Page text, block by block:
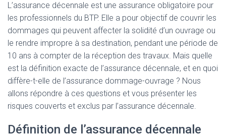
L’assurance décennale est une assurance obligatoire pour
les professionnels du BTP. Elle a pour objectif de couvrir les
dommages qui peuvent affecter la solidité d’un ouvrage ou
le rendre impropre à sa destination, pendant une période de
10 ans à compter de la réception des travaux. Mais quelle
est la définition exacte de l’assurance décennale, et en quoi
diffère-t-elle de l’assurance dommage-ouvrage ? Nous
allons répondre à ces questions et vous présenter les
risques couverts et exclus par l’assurance décennale.
Définition de l’assurance décennale